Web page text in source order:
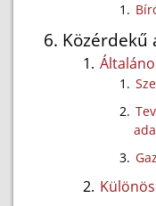
Közérdekű